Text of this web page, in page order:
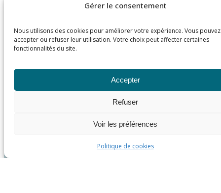
Gérer le consentement
Nous utilisons des cookies pour améliorer votre expérience. Vous pouvez
accepter ou refuser leur utilisation. Votre choix peut affecter certaines
fonctionnalités du site.
Accepter
Refuser
Voir les préférences
Politique de cookies